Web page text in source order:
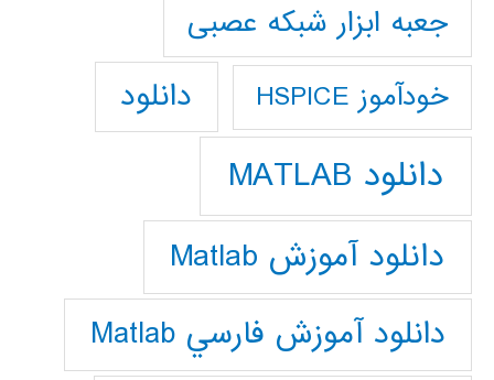
جعبه ابزار شبکه عصبی
خودآموز HSPICE دانلود
دانلود MATLAB
دانلود آموزش Matlab
دانلود آموزش فارسي Matlab